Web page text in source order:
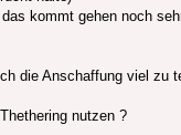
kommt gehen noch
die Anschaffung viel zu
nutzen ?